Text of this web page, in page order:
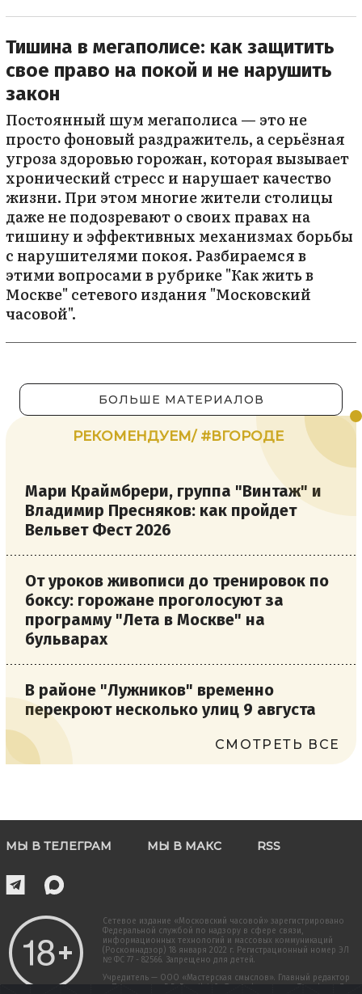
Тишина в мегаполисе: как защитить
свое право на покой и не нарушить
закон
Постоянный шум мегаполиса — это не
просто фоновый раздражитель, а серьёзная
угроза здоровью горожан, которая вызывает
хронический стресс и нарушает качество
жизни. При этом многие жители столицы
даже не подозревают о своих правах на
тишину и эффективных механизмах борьбы
с нарушителями покоя. Разбираемся в
этими вопросами в рубрике "Как жить в
Москве" сетевого издания "Московский
часовой".
БОЛЬШЕ МАТЕРИАЛОВ
РЕКОМЕНДУЕМ/ #ВГОРОДЕ
Мари Краймбрери, группа "Винтаж" и
Владимир Пресняков: как пройдет
Вельвет Фест 2026
От уроков живописи до тренировок по
боксу: горожане проголосуют за
программу "Лета в Москве" на
бульварах
В районе "Лужников" временно
перекроют несколько улиц 9 августа
СМОТРЕТЬ ВСЕ
МЫ В ТЕЛЕГРАМ МЫ В МАКС RSS
Сетевое издание «Московский часовой» зарегистрировано
Федеральной службой по надзору в сфере связи,
информационных технологий и массовых коммуникаций
(Роскомнадзор) 18 января 2022 г. Регистрационный номер ЭЛ
№ ФС 77 - 82566. Запрещено для детей.
Учредитель — ООО «Мастерская смыслов». Главный редактор